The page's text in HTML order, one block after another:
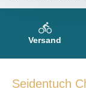
Versand
Seidentuch